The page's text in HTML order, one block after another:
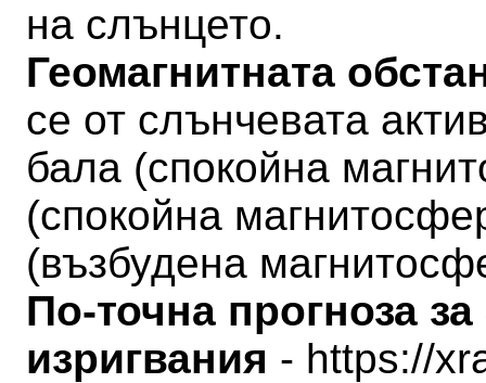
на слънцето.
Геомагнитната
се от слънчевата
бала (спокойна
(спокойна
(възбудена
По-точна прогноза
изригвания - https://